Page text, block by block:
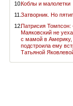
10.Коблы и малолетки
11.Затворник. Но
12.Патрисия Томпсон:
Маяковский не
с мамой в Америку,
подстроила ему
Татьяной